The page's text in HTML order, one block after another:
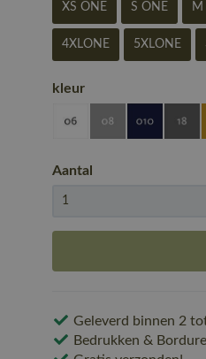
XS ONE S ONE M
4XLONE 5XLONE
kleur
Aantal
Geleverd binnen 2
Bedrukken &